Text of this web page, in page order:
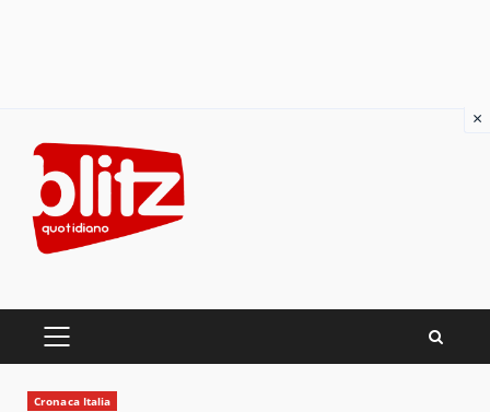
content
PRIMARY
Cronaca Italia
×